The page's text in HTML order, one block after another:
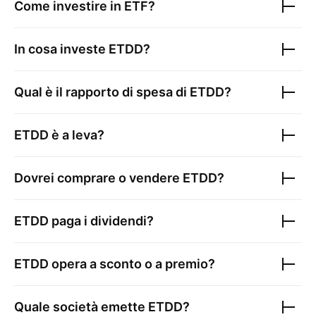
Come investire in ETF?
In cosa investe ETDD?
Qual è il rapporto di spesa di ETDD?
ETDD è a leva?
Dovrei comprare o vendere ETDD?
ETDD paga i dividendi?
ETDD opera a sconto o a premio?
Quale società emette ETDD?